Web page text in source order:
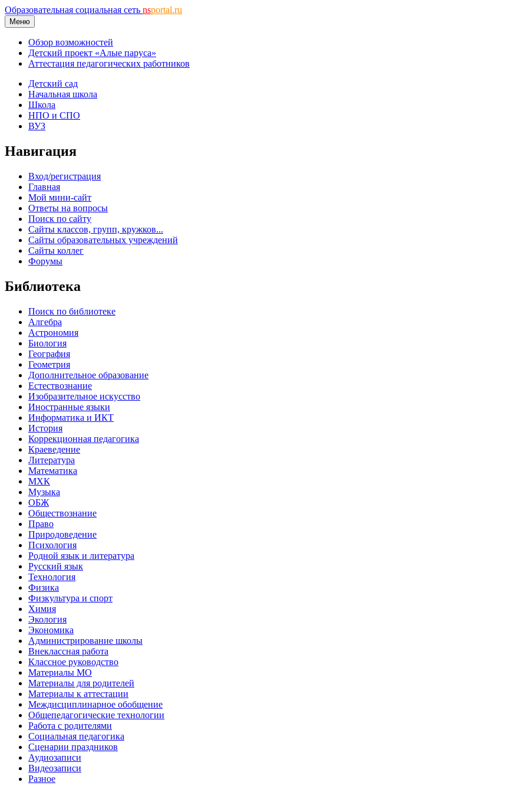
Образовательная социальная сеть nsportal.ru
Меню
Обзор возможностей
Детский проект «Алые паруса»
Аттестация педагогических работников
Детский сад
Начальная школа
Школа
НПО и СПО
ВУЗ
Навигация
Вход/регистрация
Главная
Мой мини-сайт
Ответы на вопросы
Поиск по сайту
Сайты классов, групп, кружков...
Сайты образовательных учреждений
Сайты коллег
Форумы
Библиотека
Поиск по библиотеке
Алгебра
Астрономия
Биология
География
Геометрия
Дополнительное образование
Естествознание
Изобразительное искусство
Иностранные языки
Информатика и ИКТ
История
Коррекционная педагогика
Краеведение
Литература
Математика
МХК
Музыка
ОБЖ
Обществознание
Право
Природоведение
Психология
Родной язык и литература
Русский язык
Технология
Физика
Физкультура и спорт
Химия
Экология
Экономика
Администрирование школы
Внеклассная работа
Классное руководство
Материалы МО
Материалы для родителей
Материалы к аттестации
Междисциплинарное обобщение
Общепедагогические технологии
Работа с родителями
Социальная педагогика
Сценарии праздников
Аудиозаписи
Видеозаписи
Разное